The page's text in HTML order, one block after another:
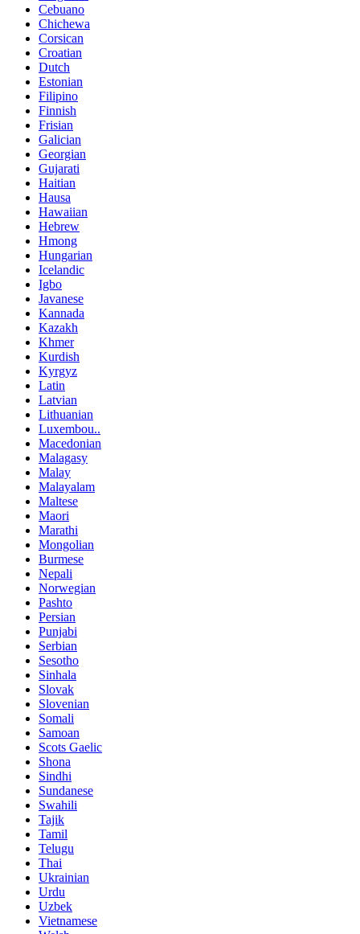
Cebuano
Chichewa
Corsican
Croatian
Dutch
Estonian
Filipino
Finnish
Frisian
Galician
Georgian
Gujarati
Haitian
Hausa
Hawaiian
Hebrew
Hmong
Hungarian
Icelandic
Igbo
Javanese
Kannada
Kazakh
Khmer
Kurdish
Kyrgyz
Latin
Latvian
Lithuanian
Luxembou..
Macedonian
Malagasy
Malay
Malayalam
Maltese
Maori
Marathi
Mongolian
Burmese
Nepali
Norwegian
Pashto
Persian
Punjabi
Serbian
Sesotho
Sinhala
Slovak
Slovenian
Somali
Samoan
Scots Gaelic
Shona
Sindhi
Sundanese
Swahili
Tajik
Tamil
Telugu
Thai
Ukrainian
Urdu
Uzbek
Vietnamese